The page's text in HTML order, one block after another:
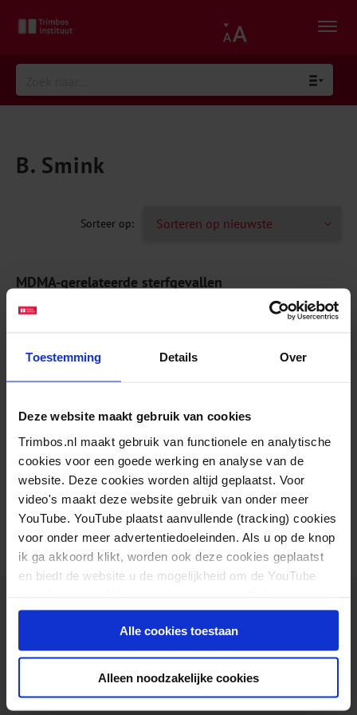
Toestemming Details Over
Deze website maakt gebruik van cookies
Trimbos.nl maakt gebruik van functionele en analytische
cookies voor een goede werking en analyse van de
website. Deze cookies worden altijd geplaatst. Voor
video's maakt deze website gebruik van onder meer
YouTube. YouTube plaatst aanvullende (tracking) cookies
voor onder meer advertentiedoeleinden. Als u op de knop
ik ga akkoord klikt, worden ook deze cookies geplaatst
en biedt de website u de mogelijkheid om de YouTube
intrekken.
Alle cookies toestaan
Alleen noodzakelijke cookies
B. Smink
MDMA-gerelateerde sterfgevallen
onderzocht door het Nederlands Forensisch Insti...
die met dezelfde concentratie...
Het Trimbos-instituut is een onafhankelijk,
wetenschappelijk kennisinstituut voor mentale